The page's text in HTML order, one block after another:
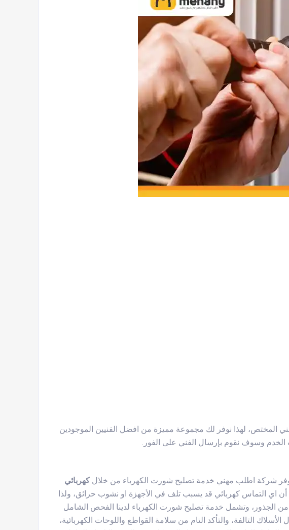
المختص، لهذا نوفر لك مجموعة مميزة من افضل الفنيين الموجودين
الخدم وسوف نقوم بإرسال الفني على الفور.
توفر شركة اطلب مهني خدمة تصليح شورت الكهرباء من خلالكهربائي
اي التماس كهربائي قد يسبب تلف في الأجهزة او نشوب حرائق، ولذا
من الجذور، وتشمل خدمة تصليح شورت الكهرباء لدينا الفحص الشامل
التالفة، والتأكد التام من سلامة القواطع واللوحات الكهربائية،